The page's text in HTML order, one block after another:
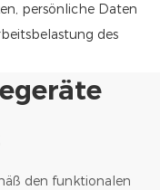
persönliche Daten
des
den funktionalen